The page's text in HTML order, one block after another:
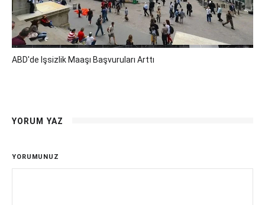
ABD'de Işsizlik Maaşı Başvuruları Arttı
YORUM YAZ
YORUMUNUZ